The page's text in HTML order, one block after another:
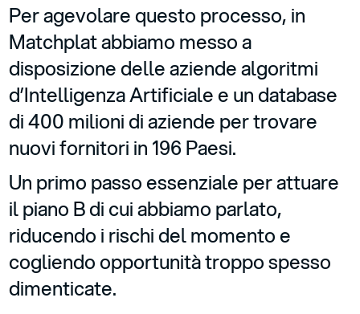
Per agevolare questo processo, in
Matchplat abbiamo messo a
disposizione delle aziende algoritmi
d’Intelligenza Artificiale e un database
di 400 milioni di aziende per trovare
nuovi fornitori in 196 Paesi.
Un primo passo essenziale per attuare
il piano B di cui abbiamo parlato,
riducendo i rischi del momento e
cogliendo opportunità troppo spesso
dimenticate.